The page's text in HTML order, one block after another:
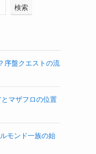
検索
序盤クエストの流
マザフロの位置
モンド一族の始